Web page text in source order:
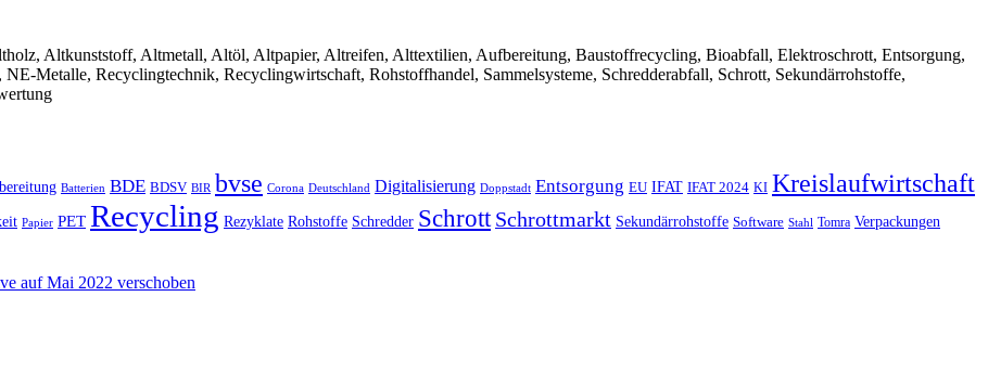
Altkunststoff, Altmetall, Altöl, Altpapier, Altreifen, Alttextilien, Aufbereitung, Baustoffrecycling, Bioabfall, Elektroschrott, Entsorgung,
Metalle, Recyclingtechnik, Recyclingwirtschaft, Rohstoffhandel, Sammelsysteme, Schredderabfall, Schrott, Sekundärrohstoffe,
Batterien BDE BDSV BIR bvse Corona Deutschland Digitalisierung Doppstadt Entsorgung EU IFAT IFAT 2024 KI Kreislaufwirtschaft
Papier PET Recycling Rezyklate Rohstoffe Schredder Schrott Schrottmarkt Sekundärrohstoffe Software Stahl Tomra Verpackungen
auf Mai 2022 verschoben